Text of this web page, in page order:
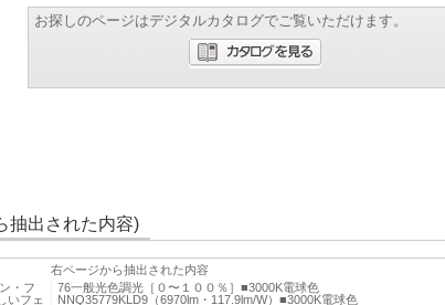
お探しのページはデジタルカタログでご覧いただけます。
抽出された内容)
・フ
いフェ
右ページから抽出された内容
76一般光色調光［０〜１００％］■3000K電球色
NNQ35779KLD9（6970lm・117.9lm/W）■3000K電球色